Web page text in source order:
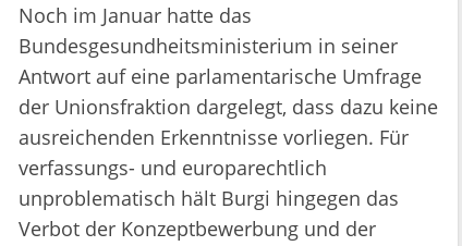
Noch im Januar hatte das
Bundesgesundheitsministerium in seiner
Antwort auf eine parlamentarische Umfrage
der Unionsfraktion dargelegt, dass dazu keine
ausreichenden Erkenntnisse vorliegen. Für
verfassungs- und europarechtlich
unproblematisch hält Burgi hingegen das
Verbot der Konzeptbewerbung und der